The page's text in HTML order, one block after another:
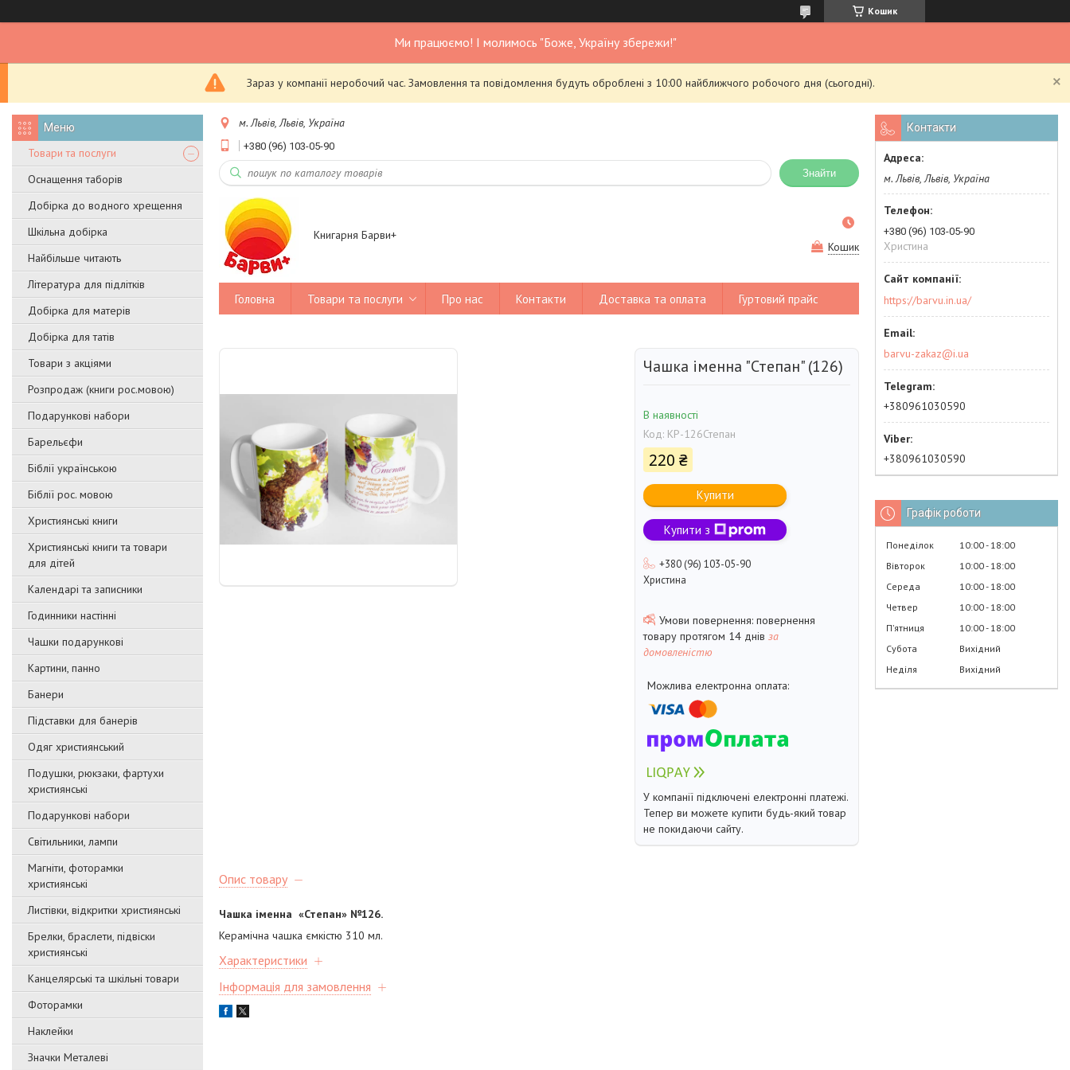
Кошик
Ми працюємо! І молимось "Боже, Україну збережи!"
Зараз у компанії неробочий час. Замовлення та повідомлення будуть оброблені з 10:00 найближчого робочого дня (сьогодні).
Товари та послуги
Оснащення таборів
Добірка до водного хрещення
Шкільна добірка
Найбільше читають
Література для підлітків
Добірка для матерів
Добірка для татів
Товари з акціями
Розпродаж (книги рос.мовою)
Подарункові набори
Барельєфи
Біблії українською
Біблії рос. мовою
Християнські книги
Християнські книги та товари
для дітей
Календарі та записники
Годинники настінні
Чашки подарункові
Картини, панно
Банери
Підставки для банерів
Одяг християнський
Подушки, рюкзаки, фартухи
християнські
Подарункові набори
Світильники, лампи
Магніти, фоторамки
християнські
Листівки, відкритки християнські
Брелки, браслети, підвіски
християнські
Канцелярські та шкільні товари
Фоторамки
Наклейки
Значки Металеві
м. Львів, Львів, Україна
+380 (96) 103-05-90
Знайти
Книгарня Барви+
Кошик
Головна Товари та послуги Про нас Контакти Доставка та оплата Гуртовий прайс
Чашка іменна "Степан" (126)
В наявності
Код: КР-126Степан
220 ₴
Купити
Купити з
+380 (96) 103-05-90
Христина
повернення
товару протягом 14 днів за
домовленістю
У компанії підключені електронні платежі.
Тепер ви можете купити будь-який товар
не покидаючи сайту.
Опис товару
Чашка іменна «Степан» №126.
Керамічна чашка ємкістю 310 мл.
Характеристики
Інформація для замовлення
Контакти
м. Львів, Львів, Україна
+380 (96) 103-05-90
Христина
https://barvu.in.ua/
barvu-zakaz@i.ua
+380961030590
+380961030590
Графік роботи
Понеділок 10:00 18:00
Вівторок
10:00 18:00
Середа
10:00 18:00
Четвер
10:00 18:00
Пʼятниця
10:00 18:00
Субота
Вихідний
Неділя
Вихідний